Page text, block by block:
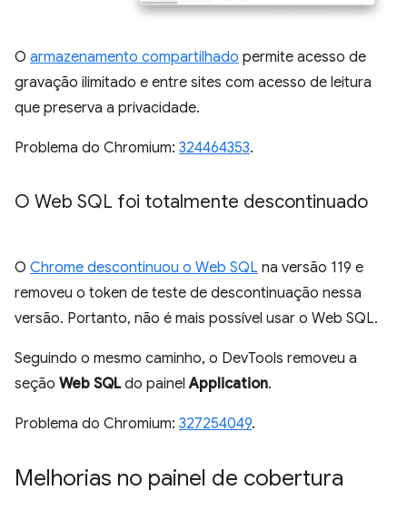
O armazenamento compartilhado permite acesso de
gravação ilimitado e entre sites com acesso de leitura
que preserva a privacidade.
Problema do Chromium: 324464353.
O Web SQL foi totalmente descontinuado
O Chrome descontinuou o Web SQL na versão 119 e
removeu o token de teste de descontinuação nessa
versão. Portanto, não é mais possível usar o Web SQL.
Seguindo o mesmo caminho, o DevTools removeu a
seção Web SQLdo painelApplication.
Problema do Chromium: 327254049.
Melhorias no painel de cobertura